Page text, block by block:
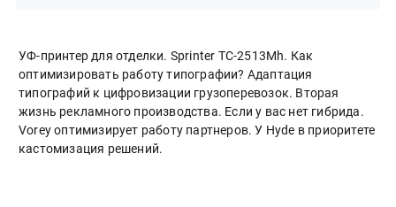
УФ-принтер для отделки. Sprinter ТС-2513Mh. Как
оптимизировать работу типографии? Адаптация
типографий к цифровизации грузоперевозок. Вторая
жизнь рекламного производства. Если у вас нет гибрида.
Vorey оптимизирует работу партнеров. У Hyde в приоритете
кастомизация решений.